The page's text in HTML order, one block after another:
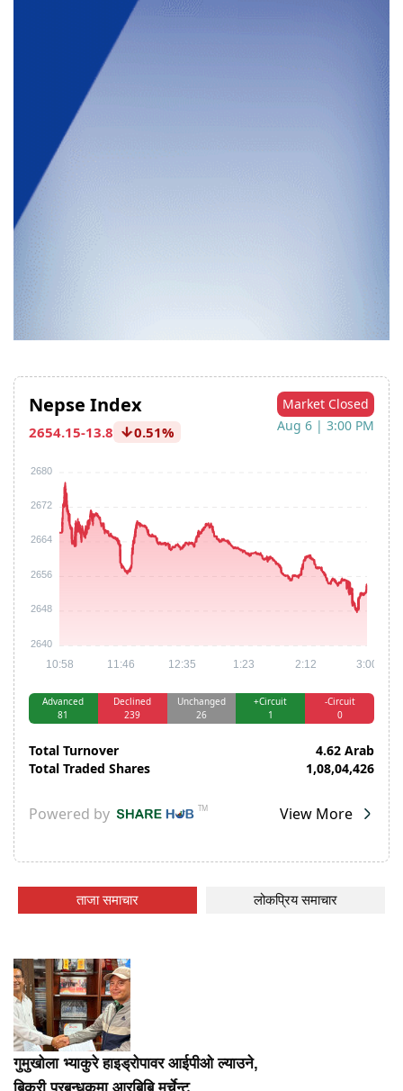
ताजा समाचार लोकप्रिय समाचार
गुमुखोला भ्याकुरे हाइड्रोपावर आईपीओ ल्याउने,